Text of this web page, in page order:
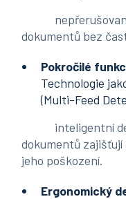
nepřerušované
dokumentů bez
Pokročilé
Technologie
(Multi-Feed
inteligentní
dokumentů
jeho poškození.
Ergonomický